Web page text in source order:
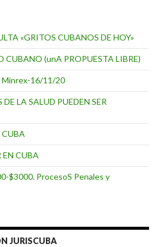
«GRITOS CUBANOS DE HOY»
CUBANO (unA PROPUESTA LIBRE)
Minrex-16/11/20
LA SALUD PUEDEN SER
CUBA
$3000. ProcesoS Penales y
JURISCUBA